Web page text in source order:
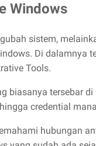
Windows
sistem,
Di dalamnya
Tools.
biasanya tersebar
credential
hubungan